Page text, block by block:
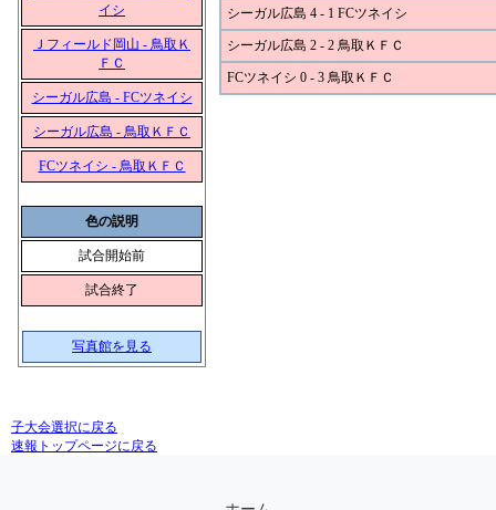
イシ
Ｊフィールド岡山 - 鳥取Ｋ
ＦＣ
シーガル広島 - FCツネイシ
シーガル広島 - 鳥取ＫＦＣ
FCツネイシ - 鳥取ＫＦＣ
色の説明
試合開始前
試合終了
写真館を見る
シーガル広島 4 - 1 FCツネイシ
シーガル広島 2 - 2 鳥取ＫＦＣ
FCツネイシ 0 - 3 鳥取ＫＦＣ
子大会選択に戻る
速報トップページに戻る